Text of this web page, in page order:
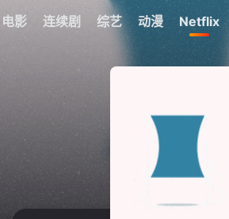
电影 连续剧 综艺 动漫 Netflix
我的观影记录